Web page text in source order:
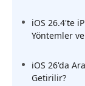
iOS 26.4'te
Yöntemler
iOS 26'da
Getirilir?